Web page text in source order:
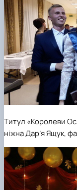
Титул «Королеви
ніжна Дар’я Ящук,